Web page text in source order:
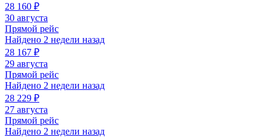
28 160 ₽
30 августа
Прямой рейс
Найдено 2 недели назад
28 167 ₽
29 августа
Прямой рейс
Найдено 2 недели назад
28 229 ₽
27 августа
Прямой рейс
Найдено 2 недели назад